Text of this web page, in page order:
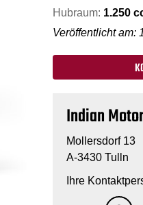
Hubraum: 1.250
Veröffentlicht am:
Indian
Mollersdorf 13
A-3430 Tulln
Ihre